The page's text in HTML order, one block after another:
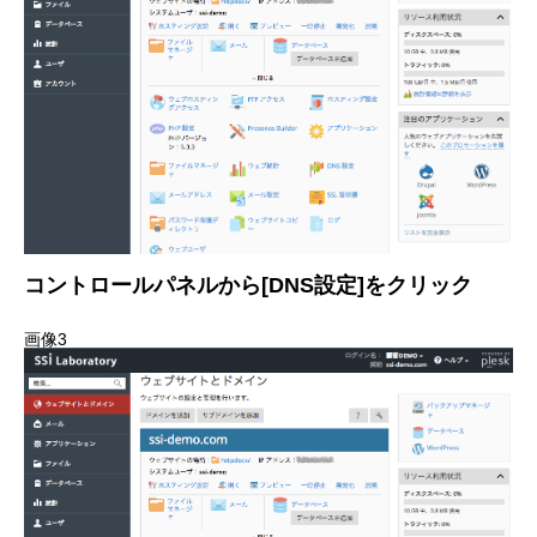
コントロールパネルから[DNS設定]をクリック
画像3